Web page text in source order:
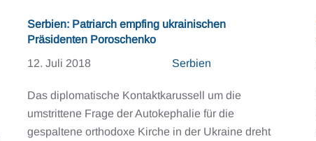
Serbien: Patriarch empfing ukrainischen
Präsidenten Poroschenko
12. Juli 2018
Serbien
Das diplomatische Kontaktkarussell um die
umstrittene Frage der Autokephalie für die
gespaltene orthodoxe Kirche in der Ukraine dreht